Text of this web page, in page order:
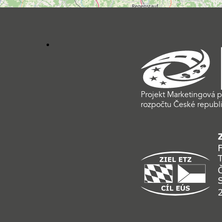
Projekt Marketingová
rozpočtu České